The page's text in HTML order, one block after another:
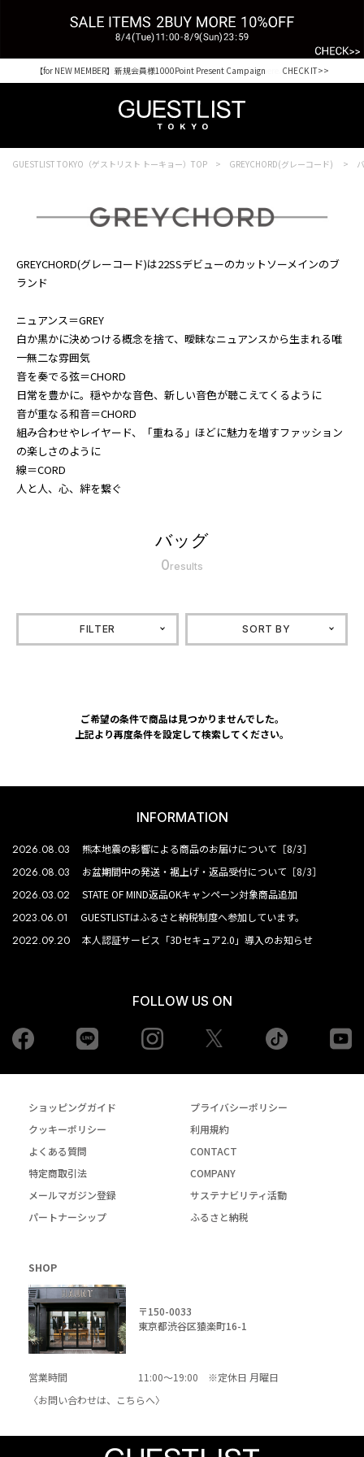
Shopping from outside Japan? Visit our Global Site here. >>
【for NEW MEMBER】新規会員様1000Point Present Campaign CHECK IT>>
GUESTLIST TOKYO（ゲストリスト トーキョー）TOP GREYCHORD(グレーコード)
GREYCHORD(グレーコード)は22SSデビューのカットソーメインのブ
ランド
ニュアンス＝GREY
白か黒かに決めつける概念を捨て、曖昧なニュアンスから生まれる唯
一無二な雰囲気
音を奏でる弦＝CHORD
日常を豊かに。穏やかな音色、新しい音色が聴こえてくるように
音が重なる和音＝CHORD
組み合わせやレイヤード、「重ねる」ほどに魅力を増すファッション
の楽しさのように
線＝CORD
人と人、心、絆を繋ぐ
バッグ
0results
FILTER SORT BY
ご希望の条件で商品は見つかりませんでした。
上記より再度条件を設定して検索してください。
INFORMATION
2026.08.03 熊本地震の影響による商品のお届けについて［8/3］
2026.08.03 お盆期間中の発送・裾上げ・返品受付について［8/3］
2026.03.02 STATE OF MIND返品OKキャンペーン対象商品追加
2023.06.01 GUESTLISTはふるさと納税制度へ参加しています。
2022.09.20 本人認証サービス「3Dセキュア2.0」導入のお知らせ
FOLLOW US ON
Facebook Instagram tiktok
ショッピングガイド
プライバシーポリシー
クッキーポリシー
利用規約
よくある質問
CONTACT
特定商取引法
COMPANY
メールマガジン登録
サステナビリティ活動
パートナーシップ
ふるさと納税
SHOP
〒150-0033
東京都渋谷区猿楽町16-1
営業時間
11:00～19:00 ※定休日 月曜日
〈お問い合わせは、
こちらへ〉